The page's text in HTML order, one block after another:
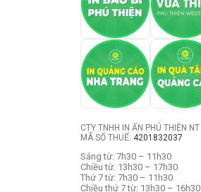
CTY TNHH IN ẤN PHÚ THIỆN NT
MÃ SỐ THUẾ: 4201832037
Sáng từ: 7h30 – 11h30
Chiều từ: 13h30 – 17h30
Thứ 7 từ: 7h30 – 11h30
Chiều thứ 7 từ: 13h30 – 16h30